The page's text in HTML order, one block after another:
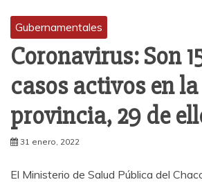
Gubernamentales
Coronavirus: Son
casos activos en la
provincia, 29 de
31 enero, 2022
El Ministerio de Salud Pública del